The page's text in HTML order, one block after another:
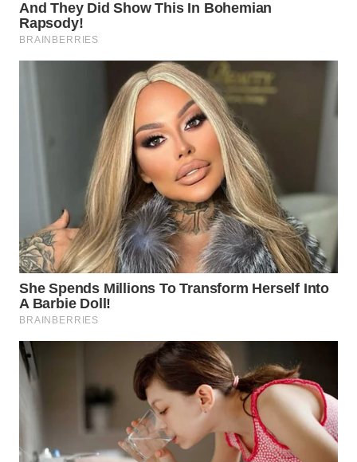
SUMEDANG
WN
TANGERANG
WN
BINJAI
WN
CIREBON
INDRAMAYU
KUNINGAN